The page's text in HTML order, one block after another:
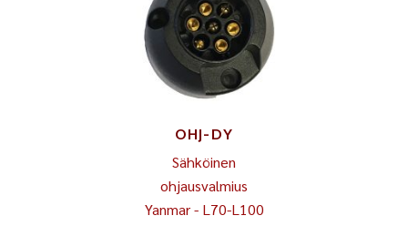
OHJ-DY
Sähköinen
ohjausvalmius
Yanmar - L70-L100